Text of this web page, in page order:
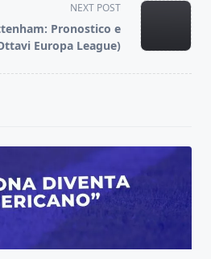
NEXT POST
Pronostico e
Europa League)